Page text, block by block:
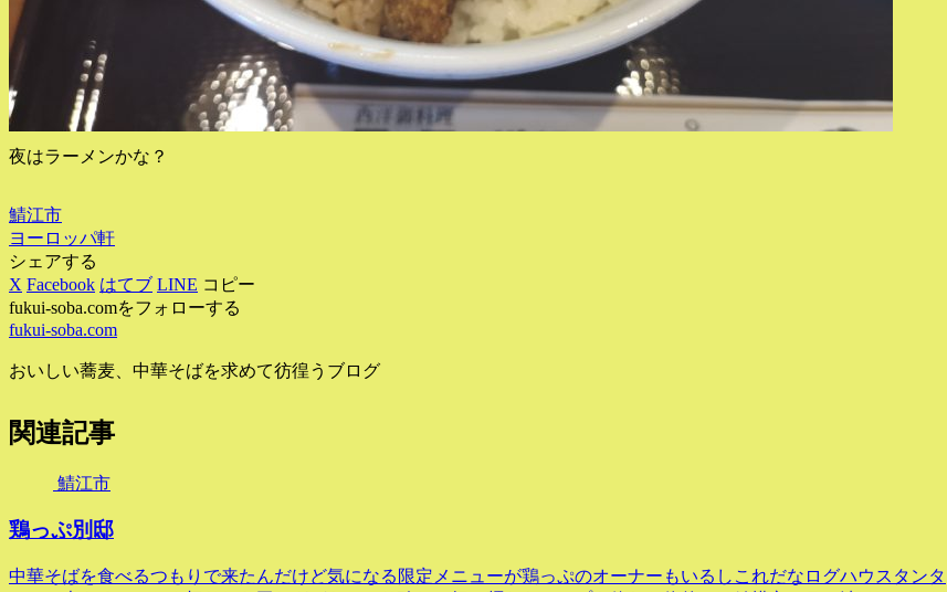
夜はラーメンかな？
鯖江市
ヨーロッパ軒
シェアする
X Facebook はてブ LINE コピー
fukui-soba.comをフォローする
fukui-soba.com
おいしい蕎麦、中華そばを求めて彷徨うブログ
関連記事
鯖江市
鶏っぷ別邸
中華そばを食べるつもりで来たんだけど気になる限定メニューが鶏っぷのオーナーもいるしこれだなログハウスタンタ